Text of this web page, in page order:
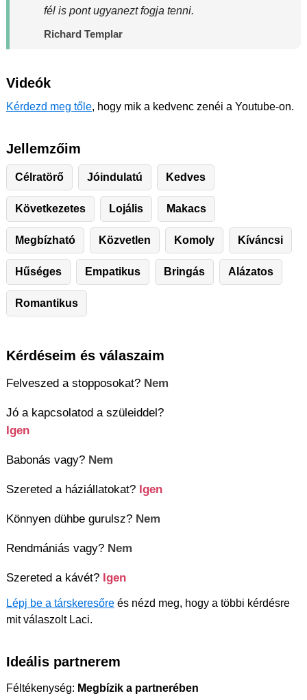
fél is pont ugyanezt fogja tenni.
Richard Templar
Videók
Kérdezd meg tőle, hogy mik a kedvenc zenéi a Youtube-on.
Jellemzőim
Célratörő Jóindulatú Kedves
Következetes Lojális Makacs
Megbízható Közvetlen Komoly Kíváncsi
Hűséges Empatikus Bringás Alázatos
Romantikus
Kérdéseim és válaszaim
Felveszed a stopposokat? Nem
Jó a kapcsolatod a szüleiddel?
Igen
Babonás vagy? Nem
Szereted a háziállatokat? Igen
Könnyen dühbe gurulsz? Nem
Rendmániás vagy? Nem
Szereted a kávét? Igen
Lépj be a társkeresőre és nézd meg, hogy a többi kérdésre
mit válaszolt Laci.
Ideális partnerem
Féltékenység: Megbízik a partnerében